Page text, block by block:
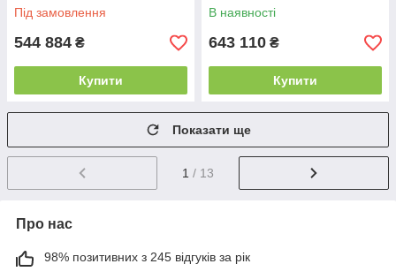
Під замовлення
544 884 ₴
Купити
В наявності
643 110 ₴
Купити
Показати ще
1 / 13
Про нас
98% позитивних з 245 відгуків за рік